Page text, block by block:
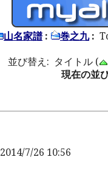
山名家譜: 巻之九:
並び替え: タイトル (
現在の並
2014/7/26 10:56